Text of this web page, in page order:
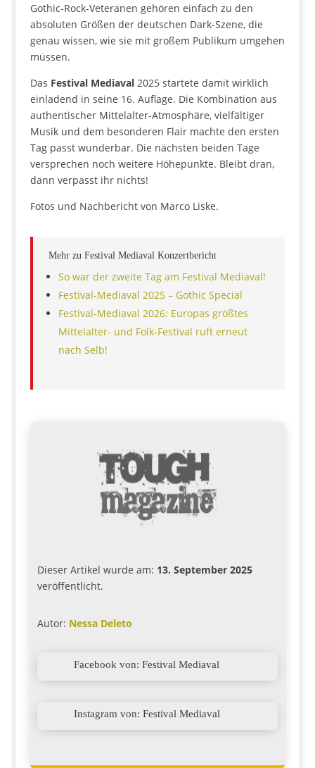
Gothic-Rock-Veteranen gehören einfach zu den
absoluten Größen der deutschen Dark-Szene, die
genau wissen, wie sie mit großem Publikum umgehen
müssen.
Das Festival Mediaval 2025 startete damit wirklich
einladend in seine 16. Auflage. Die Kombination aus
authentischer Mittelalter-Atmosphäre, vielfältiger
Musik und dem besonderen Flair machte den ersten
Tag passt wunderbar. Die nächsten beiden Tage
versprechen noch weitere Höhepunkte. Bleibt dran,
dann verpasst ihr nichts!
Fotos und Nachbericht von Marco Liske.
Mehr zu Festival Mediaval Konzertbericht
So war der zweite Tag am Festival Mediaval!
Festival-Mediaval 2025 – Gothic Special
Festival-Mediaval 2026: Europas größtes
Mittelalter- und Folk-Festival ruft erneut
nach Selb!
Dieser Artikel wurde am: 13. September 2025
veröffentlicht.
Autor: Nessa Deleto
Facebook von: Festival Mediaval
Instagram von: Festival Mediaval